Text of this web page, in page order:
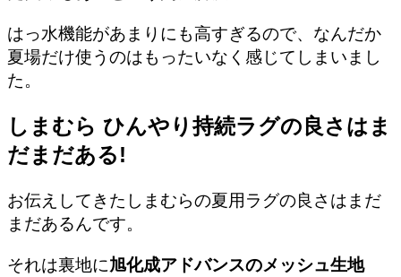
はっ水機能があまりにも高すぎるので、なんだか
夏場だけ使うのはもったいなく感じてしまいまし
た。
しまむら ひんやり持続ラグの良さはま
だまだある!
お伝えしてきたしまむらの夏用ラグの良さはまだ
まだあるんです。
それは裏地に旭化成アドバンスのメッシュ生地